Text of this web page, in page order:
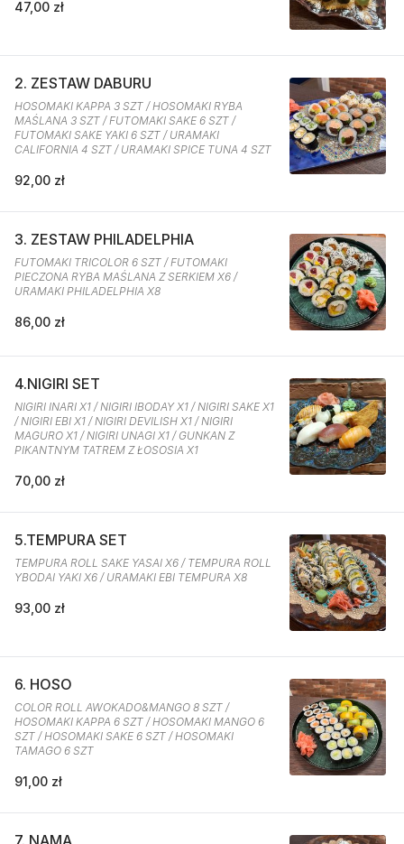
47,00 zł
2. ZESTAW DABURU
HOSOMAKI KAPPA 3 SZT / HOSOMAKI RYBA
MAŚLANA 3 SZT / FUTOMAKI SAKE 6 SZT /
FUTOMAKI SAKE YAKI 6 SZT / URAMAKI
CALIFORNIA 4 SZT / URAMAKI SPICE TUNA 4 SZT
92,00 zł
3. ZESTAW PHILADELPHIA
FUTOMAKI TRICOLOR 6 SZT / FUTOMAKI
PIECZONA RYBA MAŚLANA Z SERKIEM X6 /
URAMAKI PHILADELPHIA X8
86,00 zł
4.NIGIRI SET
NIGIRI INARI X1 / NIGIRI IBODAY X1 / NIGIRI SAKE X1
/ NIGIRI EBI X1 / NIGIRI DEVILISH X1 / NIGIRI
MAGURO X1 / NIGIRI UNAGI X1 / GUNKAN Z
PIKANTNYM TATREM Z ŁOSOSIA X1
70,00 zł
5.TEMPURA SET
TEMPURA ROLL SAKE YASAI X6 / TEMPURA ROLL
YBODAI YAKI X6 / URAMAKI EBI TEMPURA X8
93,00 zł
6. HOSO
COLOR ROLL AWOKADO&MANGO 8 SZT /
HOSOMAKI KAPPA 6 SZT / HOSOMAKI MANGO 6
SZT / HOSOMAKI SAKE 6 SZT / HOSOMAKI
TAMAGO 6 SZT
91,00 zł
7. NAMA